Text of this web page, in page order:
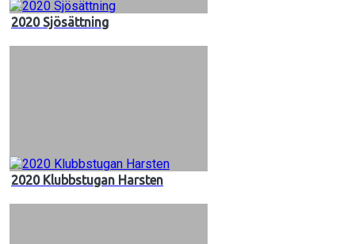
2020 Sjösättning
2020 Klubbstugan Harsten